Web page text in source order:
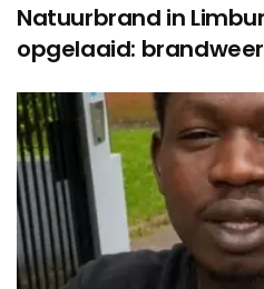
Natuurbrand in
opgelaaid: